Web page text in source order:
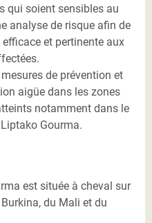
qui soient sensibles au
analyse de risque afin de
et pertinente aux
de prévention et
aigüe dans les zones
notamment dans le
Gourma.
est située à cheval sur
du Mali et du